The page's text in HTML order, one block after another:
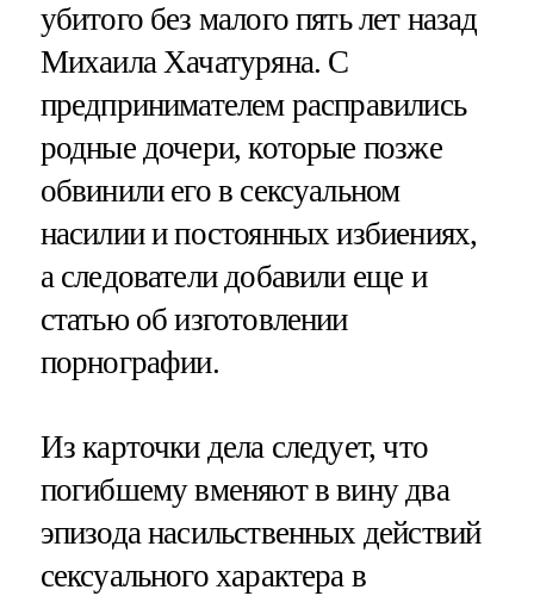
убитого без малого пять лет назад
Михаила Хачатуряна. С
предпринимателем расправились
родные дочери, которые позже
обвинили его в сексуальном
насилии и постоянных избиениях,
а следователи добавили еще и
статью об изготовлении
порнографии.
Из карточки дела следует, что
погибшему вменяют в вину два
эпизода насильственных действий
сексуального характера в